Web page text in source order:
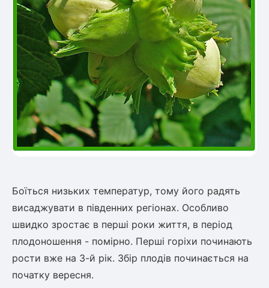
Боїться низьких температур, тому його радять
висаджувати в південних регіонах. Особливо
швидко зростає в перші роки життя, в період
плодоношення - помірно. Перші горіхи починають
рости вже на 3-й рік. Збір плодів починається на
початку вересня.